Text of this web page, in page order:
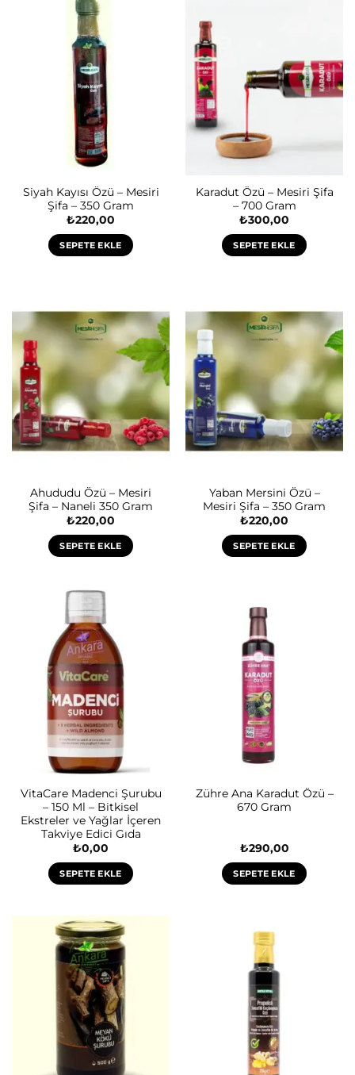
Siyah Kayısı Özü – Mesiri
Şifa – 350 Gram
₺220,00
SEPETE EKLE
Karadut Özü – Mesiri Şifa
– 700 Gram
₺300,00
SEPETE EKLE
Ahududu Özü – Mesiri
Şifa – Naneli 350 Gram
₺220,00
SEPETE EKLE
Yaban Mersini Özü –
Mesiri Şifa – 350 Gram
₺220,00
SEPETE EKLE
VitaCare Madenci Şurubu
– 150 Ml – Bitkisel
Ekstreler ve Yağlar İçeren
Takviye Edici Gıda
₺0,00
SEPETE EKLE
Zühre Ana Karadut Özü –
670 Gram
₺290,00
SEPETE EKLE